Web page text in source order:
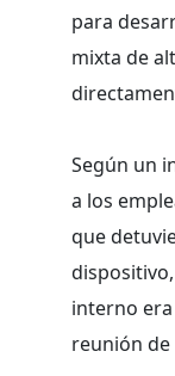
para
mixta de
Según un
a los
que
interno era
reunión